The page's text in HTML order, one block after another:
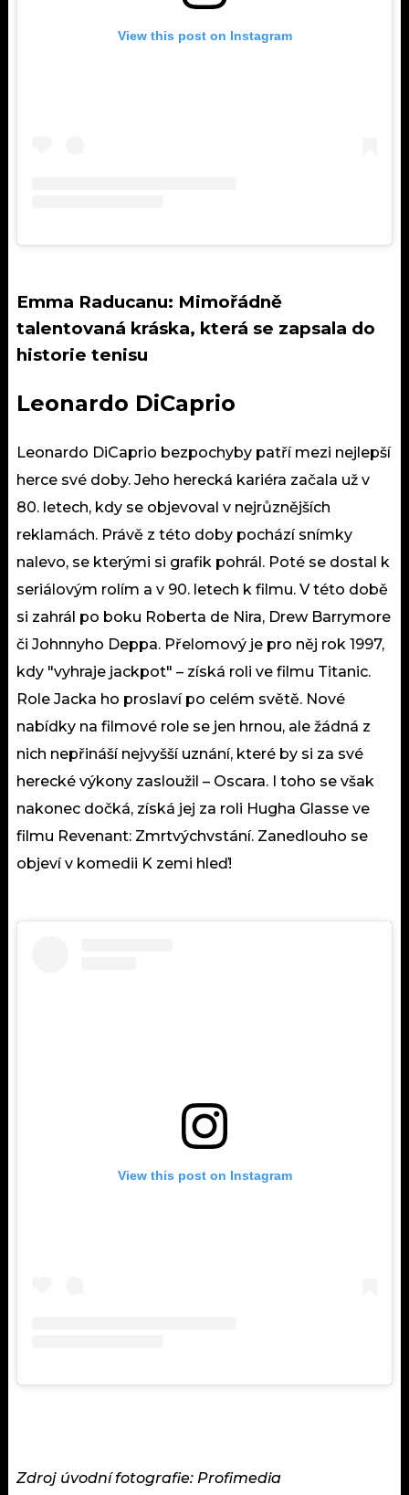
View this post on Instagram
Emma Raducanu: Mimořádně
talentovaná kráska, která se zapsala do
historie tenisu
Leonardo DiCaprio
Leonardo DiCaprio bezpochyby patří mezi nejlepší
herce své doby. Jeho herecká kariéra začala už v
80. letech, kdy se objevoval v nejrůznějších
reklamách. Právě z této doby pochází snímky
nalevo, se kterými si grafik pohrál. Poté se dostal k
seriálovým rolím a v 90. letech k filmu. V této době
si zahrál po boku Roberta de Nira, Drew Barrymore
či Johnnyho Deppa. Přelomový je pro něj rok 1997,
kdy "vyhraje jackpot" – získá roli ve filmu Titanic.
Role Jacka ho proslaví po celém světě. Nové
nabídky na filmové role se jen hrnou, ale žádná z
nich nepřináší nejvyšší uznání, které by si za své
herecké výkony zasloužil – Oscara. I toho se však
nakonec dočká, získá jej za roli Hugha Glasse ve
filmu Revenant: Zmrtvýchvstání. Zanedlouho se
objeví v komedii K zemi hleď!
View this post on Instagram
Zdroj úvodní fotografie: Profimedia